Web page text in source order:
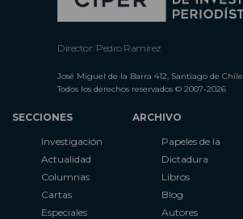
Director: Pedro Ramírez
José Miguel de la Barra 412, Santiago de Chile
Todos los derechos reservados © 2007-2026
SECCIONES
Investigación
Actualidad
Columnas
Cartas
Especiales
ARCHIVO
Papeles de la
Dictadura
Libros
Blog
Autores